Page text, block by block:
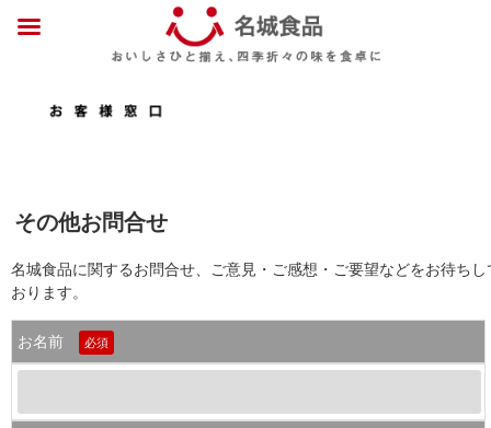
その他お問合せ
名城食品に関するお問合せ、ご意見・ご感想・ご要望などをお待ちし
おります。
お名前 必須